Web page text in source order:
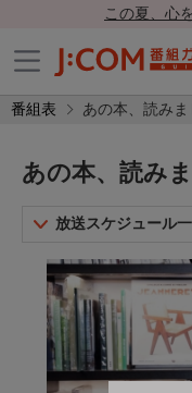
この夏、心
番組表 あの本、読み
あの本、読み
放送スケジュール